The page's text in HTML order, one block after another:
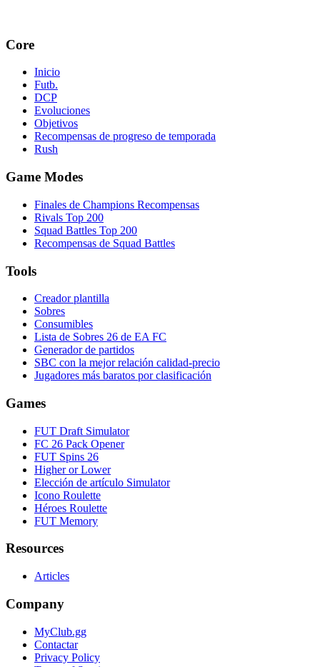
Core
Inicio
Futb.
DCP
Evoluciones
Objetivos
Recompensas de progreso de temporada
Rush
Game Modes
Finales de Champions Recompensas
Rivals Top 200
Squad Battles Top 200
Recompensas de Squad Battles
Tools
Creador plantilla
Sobres
Consumibles
Lista de Sobres 26 de EA FC
Generador de partidos
SBC con la mejor relación calidad-precio
Jugadores más baratos por clasificación
Games
FUT Draft Simulator
FC 26 Pack Opener
FUT Spins 26
Higher or Lower
Elección de artículo Simulator
Icono Roulette
Héroes Roulette
FUT Memory
Resources
Articles
Company
MyClub.gg
Contactar
Privacy Policy